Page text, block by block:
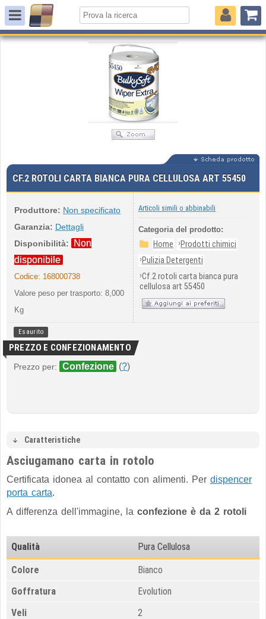
CF.2 ROTOLI CARTA BIANCA PURA CELLULOSA ART 55450
Produttore: Non specificato
Garanzia: Dettagli
Disponibilità:
Non
disponibile
Codice: 168000738
Valore peso per trasporto: 8,000
Kg
Articoli simili o abbinabili
Categoria del prodotto:
Home ›Prodotti chimici
›Pulizia Detergenti
›Cf.2 rotoli carta bianca pura
cellulosa art 55450
Esaurito
PREZZO E CONFEZIONAMENTO
Prezzo per: Confezione (?)
Caratteristiche
Asciugamano carta in rotolo
Certificata idonea al contatto con alimenti. Per dispencer
porta carta.
A differenza dell'immagine, la confezione è da 2 rotoli
Qualità Pura Cellulosa
Colore
Bianco
Goffratura
Evolution
Veli
2